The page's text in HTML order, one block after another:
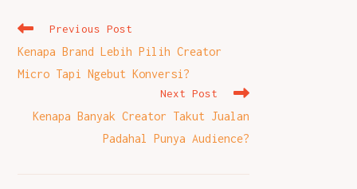
Read
articles
Previous Post
Kenapa Brand Lebih Pilih Creator
Micro Tapi Ngebut Konversi?
Next Post
Kenapa Banyak Creator Takut Jualan
Padahal Punya Audience?